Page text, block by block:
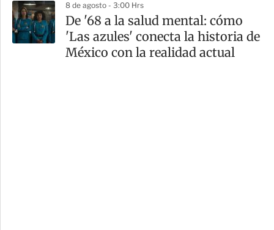
8 de agosto - 3:00 Hrs
De '68 a la salud mental: cómo
'Las azules' conecta la historia de
México con la realidad actual